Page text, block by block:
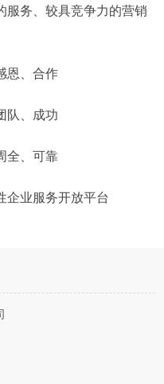
服务、较具竞争力的营销
恩、合作
队、成功
全、可靠
企业服务开放平台